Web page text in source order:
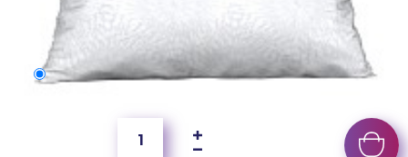
60x40 cm